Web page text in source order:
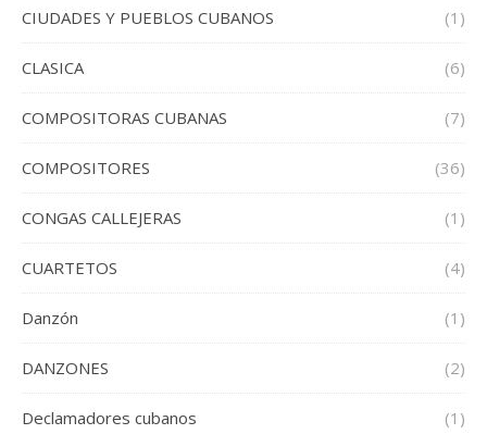
CIUDADES Y PUEBLOS CUBANOS (1)
CLASICA (6)
COMPOSITORAS CUBANAS (7)
COMPOSITORES (36)
CONGAS CALLEJERAS (1)
CUARTETOS (4)
Danzón (1)
DANZONES (2)
Declamadores cubanos (1)